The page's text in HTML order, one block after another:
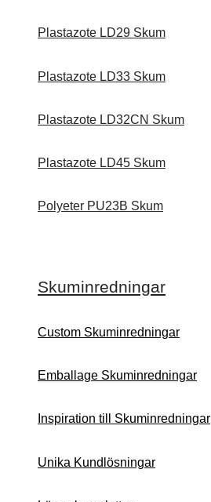
Plastazote LD29 Skum
Plastazote LD33 Skum
Plastazote LD32CN Skum
Plastazote LD45 Skum
Polyeter PU23B Skum
Skuminredningar
Custom Skuminredningar
Emballage Skuminredningar
Inspiration till Skuminredningar
Unika Kundlösningar